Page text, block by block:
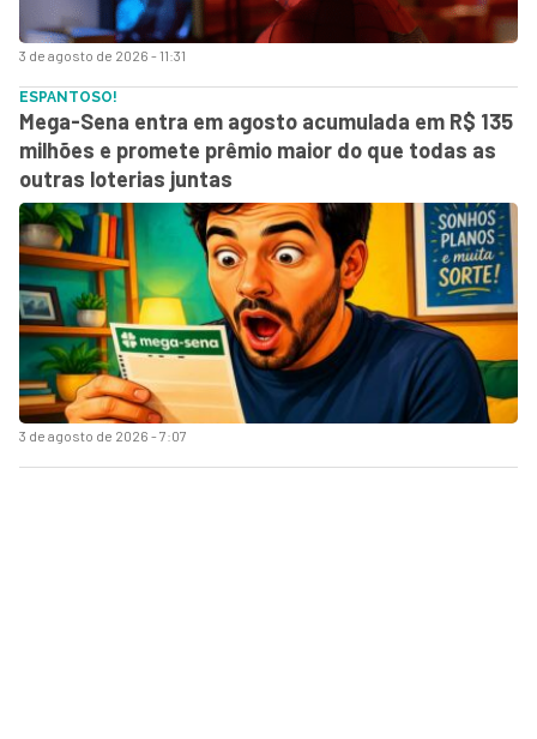
3 de agosto de 2026 - 11:31
3 de agosto de 2026 - 7:07
ESPANTOSO!
Mega-Sena entra em agosto acumulada em R$ 135
milhões e promete prêmio maior do que todas as
outras loterias juntas